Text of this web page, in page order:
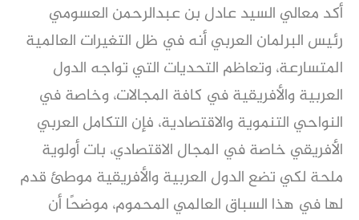
أكد معالي السيد عادل بن عبدالرحمن العسومي
رئيس البرلمان العربي أنه في ظل التغيرات العالمية
المتسارعة، وتعاظم التحديات التي تواجه الدول
العربية والأفريقية في كافة المجالات، وخاصة في
النواحي التنموية والاقتصادية، فإن التكامل العربي
الأفريقي خاصة في المجال الاقتصادي، بات أولوية
ملحة لكي تضع الدول العربية والأفريقية موطئ قدم
لها في هذا السباق العالمي المحموم، موضحًا أن